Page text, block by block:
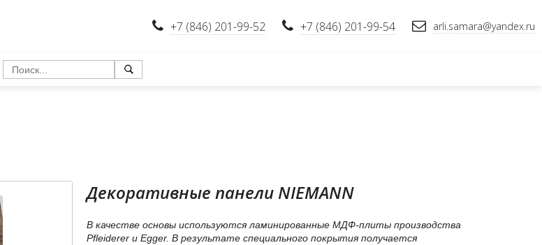
+7 (846) 201-99-52 +7 (846) 201-99-54 arli.samara@yandex.ru
Декоративные панели NIEMANN
В качестве основы используются ламинированные МДФ-плиты производства
Pfleiderer и Egger. В результате специального покрытия получается